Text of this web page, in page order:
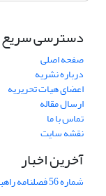
دسترسی سریع
صفحه اصلی
درباره نشریه
اعضای هیات تحریریه
ارسال مقاله
تماس با ما
نقشه سایت
آخرین اخبار
شماره 56 فصلنامه راهبرد فرهنگ منتشر شد